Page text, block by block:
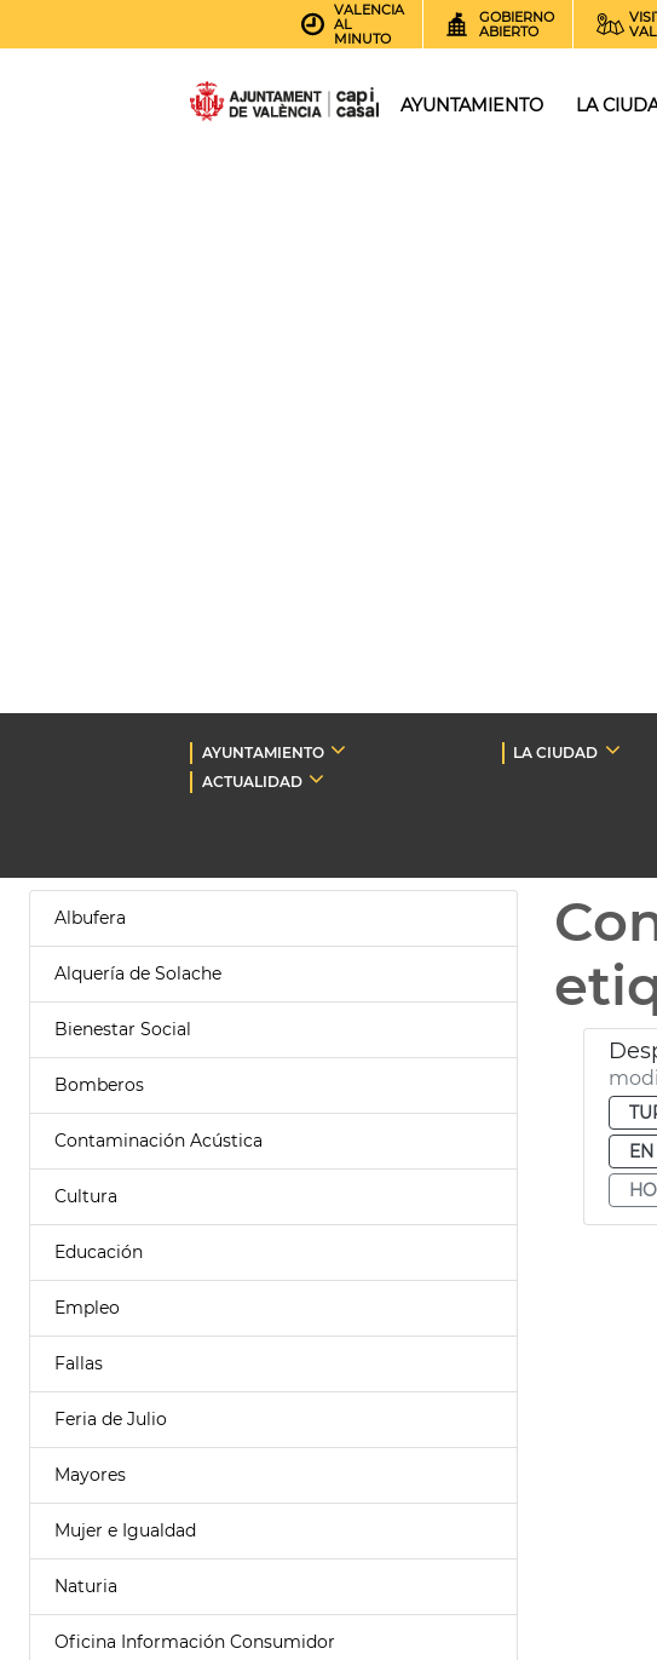
VALENCIA
AL
MINUTO
GOBIERNO
ABIERTO
AYUNTAMIENTO LA
AYUNTAMIENTO LA CIUDAD
ACTUALIDAD
Albufera
Alquería de Solache
Bienestar Social
Bomberos
Contaminación Acústica
Cultura
Educación
Empleo
Fallas
Feria de Julio
Mayores
Mujer e Igualdad
Naturia
Oficina Información Consumidor